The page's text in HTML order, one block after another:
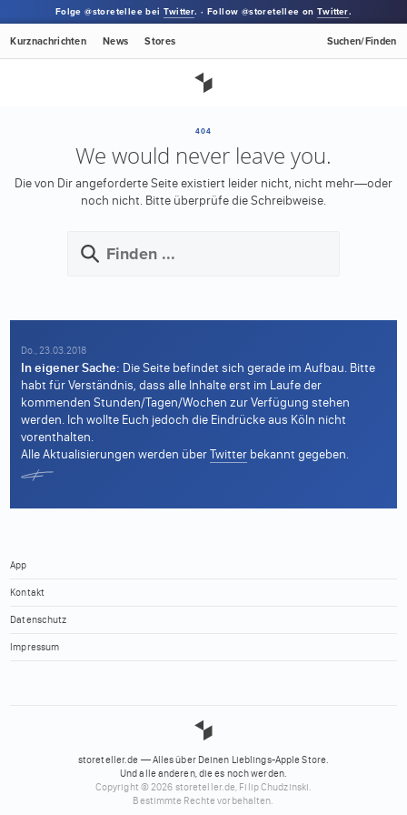
Folge @storetellee beiTwitter. · Follow @storetellee onTwitter.
Kurznachrichten News Stores Suchen/Finden
404
We would never leave you.
Die von Dir angeforderte Seite existiert leider nicht, nicht mehr—oder
noch nicht. Bitte überprüfe die Schreibweise.
Do., 23.03.2018
In eigener Sache: Die Seite befindet sich gerade im Aufbau. Bitte
habt für Verständnis, dass alle Inhalte erst im Laufe der
kommenden Stunden/Tagen/Wochen zur Verfügung stehen
werden. Ich wollte Euch jedoch die Eindrücke aus Köln nicht
vorenthalten.
Alle Aktualisierungen werden überTwitter bekannt gegeben.
App
Kontakt
Datenschutz
Impressum
storeteller.de — Alles über Deinen Lieblings-Apple Store.
Und alle anderen, die es noch werden.
Copyright © 2026 storeteller.de, Filip Chudzinski.
Bestimmte Rechte vorbehalten.